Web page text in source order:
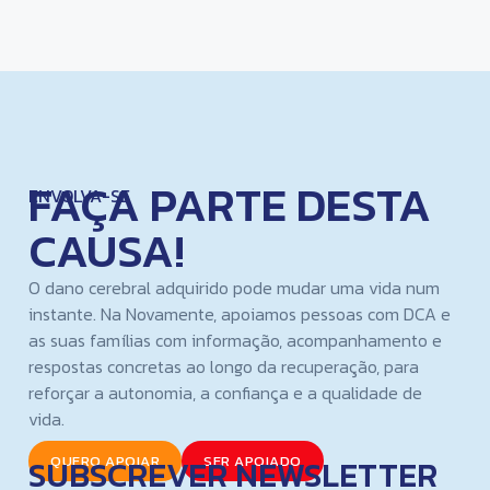
ENVOLVA-SE
FAÇA PARTE DESTA
CAUSA!
O dano cerebral adquirido pode mudar uma vida num
instante. Na Novamente, apoiamos pessoas com DCA e
as suas famílias com informação, acompanhamento e
respostas concretas ao longo da recuperação, para
reforçar a autonomia, a confiança e a qualidade de
vida.
QUERO APOIAR SER APOIADO
SUBSCREVER NEWSLETTER